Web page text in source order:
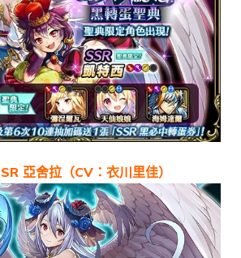
亞舍拉（CV：衣川里佳）